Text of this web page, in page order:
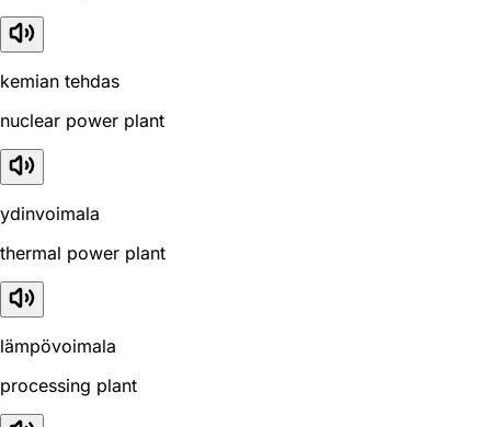
kemian tehdas
nuclear power plant
ydinvoimala
thermal power plant
lämpövoimala
processing plant